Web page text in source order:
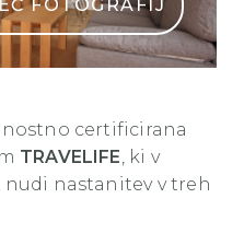
FOTOGRAFIJ
certificirana
TRAVELIFE , ki v
nudi nastanitev v treh